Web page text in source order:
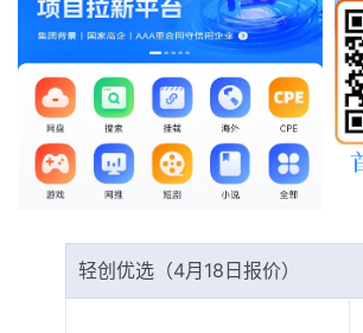
电商入门
最新通知
项目介绍
轻创优选（4月18日报价）